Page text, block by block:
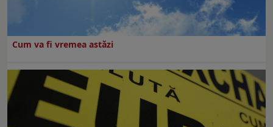
Cum va fi vremea astăzi